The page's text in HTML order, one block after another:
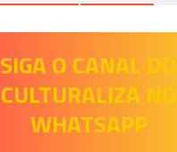
SIGA O CANAL DO
CULTURALIZA NO
WHATSAPP